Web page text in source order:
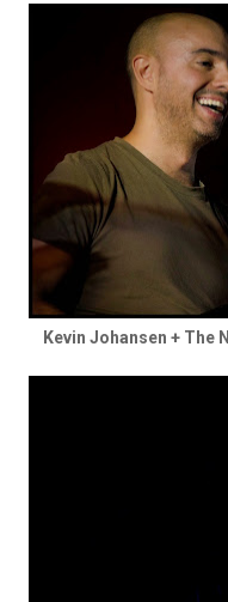
Kevin Johansen + The